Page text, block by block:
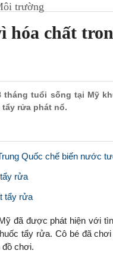
trường
hóa chất
tháng tuổi sống tại Mỹ
rửa phát nổ.
Quốc chế biến nước
rửa
tẩy rửa
đã được phát hiện với
tẩy rửa. Cô bé đã
chơi.